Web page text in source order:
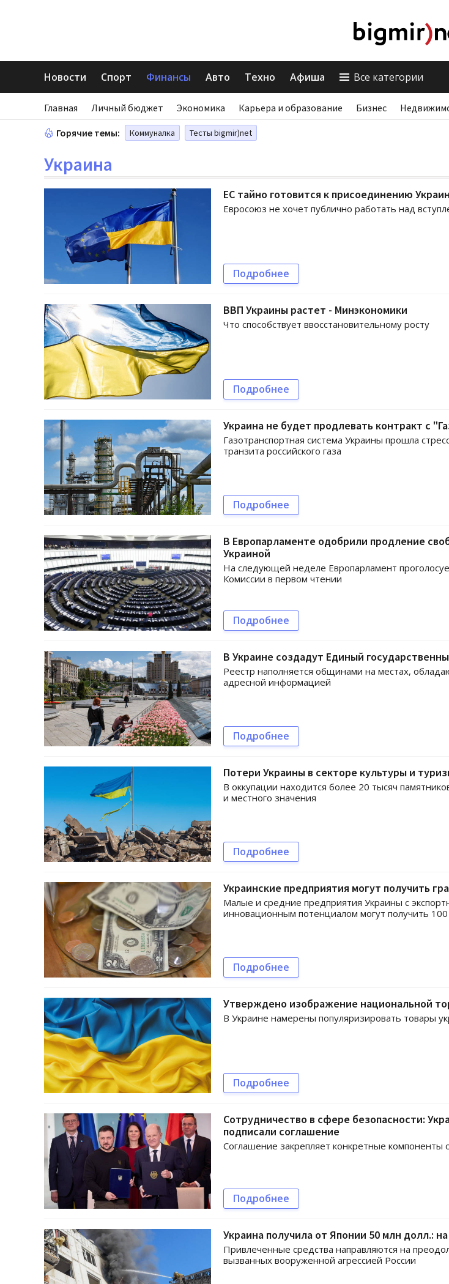
Новости Спорт Финансы Авто Техно Афиша Все категории
Главная Личный бюджет Экономика Карьера и образование Бизнес
Горячие темы: Коммуналка Тесты bigmir)net
Украина
ЕС тайно готовится к присоединению
Евросоюз не хочет публично работать над
Подробнее
ВВП Украины растет - Минэкономики
Что способствует ввосстановительному росту
Подробнее
Украина не будет продлевать контракт с
Газотранспортная система Украины прошла
транзита российского газа
Подробнее
В Европарламенте одобрили продление
Украиной
На следующей неделе Европарламент
Комиссии в первом чтении
Подробнее
В Украине создадут Единый
Реестр наполняется общинами на местах,
адресной информацией
Подробнее
Потери Украины в секторе культуры и
В оккупации находится более 20 тысяч
и местного значения
Подробнее
Украинские предприятия могут получить
Малые и средние предприятия Украины с
инновационным потенциалом могут получить
Подробнее
Утверждено изображение национальной
В Украине намерены популяризировать товары
Подробнее
Сотрудничество в сфере безопасности:
подписали соглашение
Соглашение закрепляет конкретные компоненты
Подробнее
Украина получила от Японии 50 млн долл.:
Привлеченные средства направляются на
вызванных вооруженной агрессией России